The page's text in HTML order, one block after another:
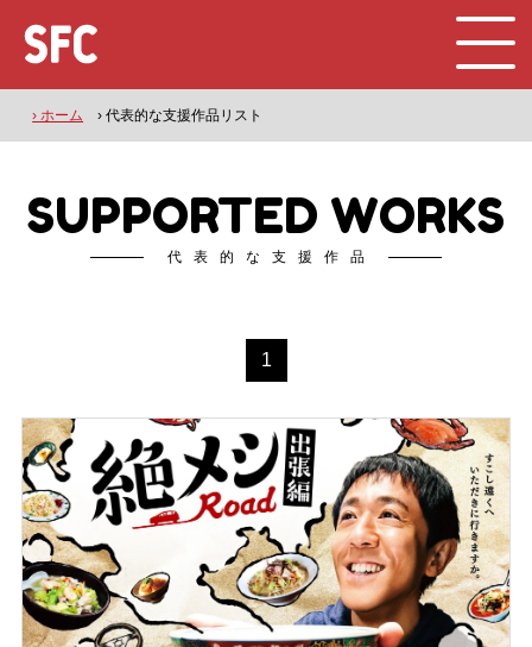
› ホーム › 代表的な支援作品リスト
SUPPORTED WORKS
代表的な支援作品
1